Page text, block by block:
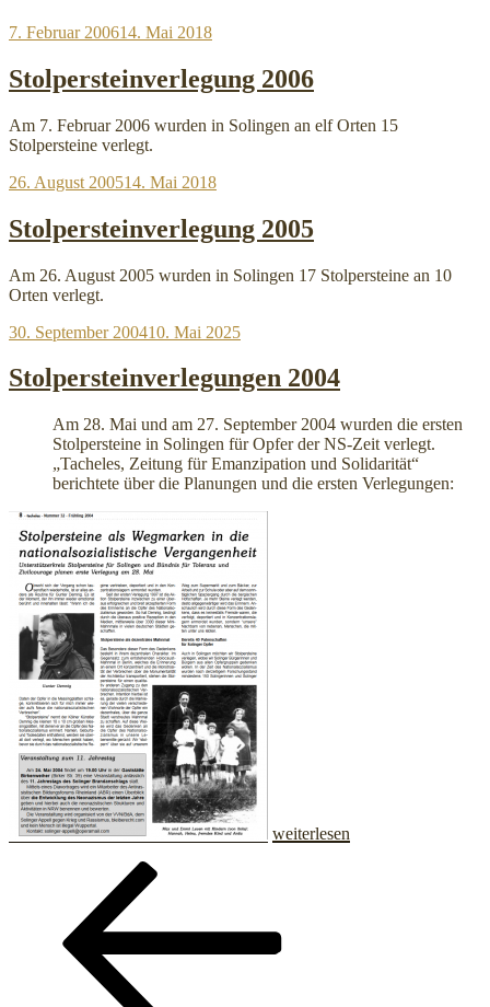
Veröffentlicht
7. Februar 200614. Mai 2018
Stolpersteinverlegung 2006
Am 7. Februar 2006 wurden in Solingen an elf Orten 15
Stolpersteine verlegt.
Veröffentlicht
26. August 200514. Mai 2018
Stolpersteinverlegung 2005
Am 26. August 2005 wurden in Solingen 17 Stolpersteine an 10
Orten verlegt.
Veröffentlicht
30. September 200410. Mai 2025
Stolpersteinverlegungen 2004
Am 28. Mai und am 27. September 2004 wurden die ersten
Stolpersteine in Solingen für Opfer der NS-Zeit verlegt.
„Tacheles, Zeitung für Emanzipation und Solidarität“
berichtete über die Planungen und die ersten Verlegungen:
weiterlesen
Seitennummerierung
Beiträge